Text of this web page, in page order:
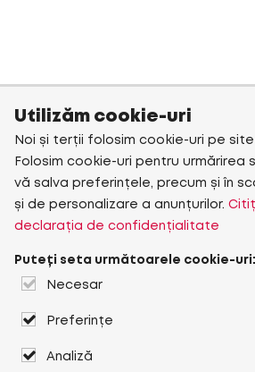
Utilizăm cookie-uri
Noi și terții folosim cookie-uri pe
Folosim cookie-uri pentru urmărirea
vă salva preferințele, precum și în
și de personalizare a anunțurilor.
declarația de confidențialitate
Puteți seta următoarele cookie-uri:
Necesar
Preferințe
Analiză